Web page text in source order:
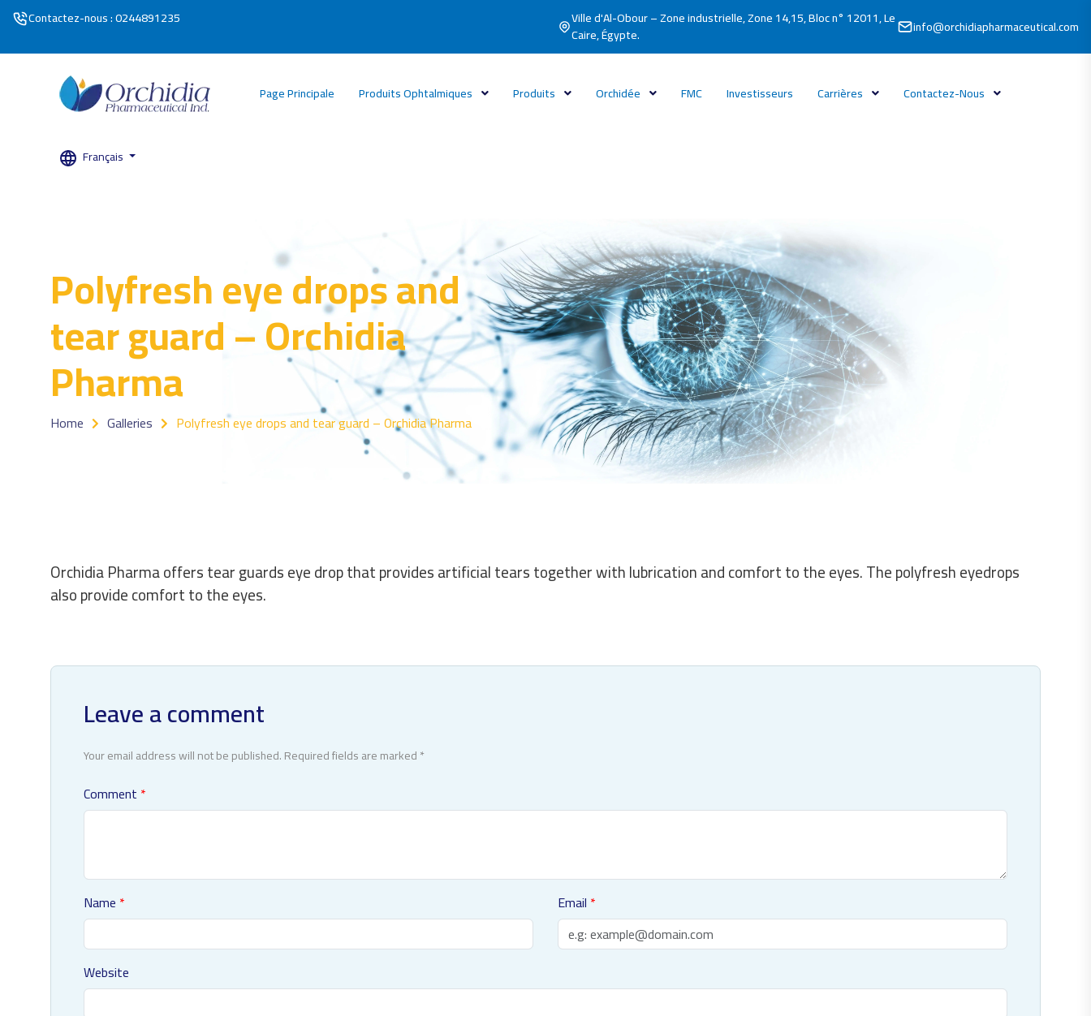
Contactez-nous : 0244891235
Ville d'Al-Obour – Zone industrielle, Zone 14,15, Bloc n° 12011, Le
Caire, Égypte.
info@orchidiapharmaceutical.com
Page Principale Produits Ophtalmiques Produits Orchidée FMC Investisseurs Carrières Contactez-Nous
Français
Polyfresh eye drops and
tear guard – Orchidia
Pharma
Home Galleries Polyfresh eye drops and tear guard – Orchidia Pharma
Orchidia Pharma offers tear guards eye drop that provides artificial tears together with lubrication and comfort to the eyes. The polyfresh eyedrops
also provide comfort to the eyes.
Leave a comment
Your email address will not be published. Required fields are marked *
Comment
Name Email
Website